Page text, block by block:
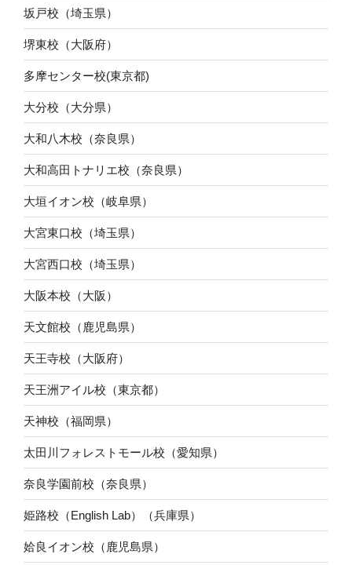
坂戸校（埼玉県）
堺東校（大阪府）
多摩センター校(東京都)
大分校（大分県）
大和八木校（奈良県）
大和高田トナリエ校（奈良県）
大垣イオン校（岐阜県）
大宮東口校（埼玉県）
大宮西口校（埼玉県）
大阪本校（大阪）
天文館校（鹿児島県）
天王寺校（大阪府）
天王洲アイル校（東京都）
天神校（福岡県）
太田川フォレストモール校（愛知県）
奈良学園前校（奈良県）
姫路校（English Lab）（兵庫県）
姶良イオン校（鹿児島県）